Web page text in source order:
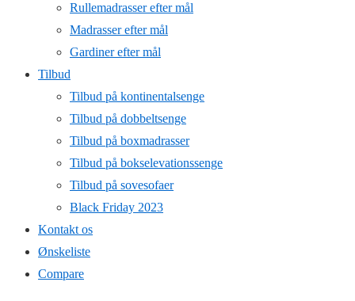
Rullemadrasser efter mål
Madrasser efter mål
Gardiner efter mål
Tilbud
Tilbud på kontinentalsenge
Tilbud på dobbeltsenge
Tilbud på boxmadrasser
Tilbud på bokselevationssenge
Tilbud på sovesofaer
Black Friday 2023
Kontakt os
Ønskeliste
Compare